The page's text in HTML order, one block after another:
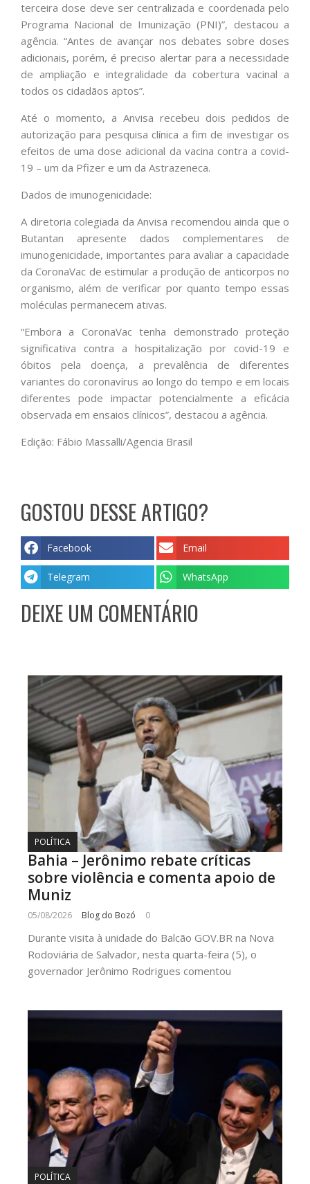
terceira dose deve ser centralizada e coordenada pelo
Programa Nacional de Imunização (PNI)”, destacou a
agência. “Antes de avançar nos debates sobre doses
adicionais, porém, é preciso alertar para a necessidade
de ampliação e integralidade da cobertura vacinal a
todos os cidadãos aptos”.
Até o momento, a Anvisa recebeu dois pedidos de
autorização para pesquisa clínica a fim de investigar os
efeitos de uma dose adicional da vacina contra a covid-
19 – um da Pfizer e um da Astrazeneca.
Dados de imunogenicidade:
A diretoria colegiada da Anvisa recomendou ainda que o
Butantan apresente dados complementares de
imunogenicidade, importantes para avaliar a capacidade
da CoronaVac de estimular a produção de anticorpos no
organismo, além de verificar por quanto tempo essas
moléculas permanecem ativas.
“Embora a CoronaVac tenha demonstrado proteção
significativa contra a hospitalização por covid-19 e
óbitos pela doença, a prevalência de diferentes
variantes do coronavírus ao longo do tempo e em locais
diferentes pode impactar potencialmente a eficácia
observada em ensaios clínicos”, destacou a agência.
Edição: Fábio Massalli/Agencia Brasil
GOSTOU DESSE ARTIGO?
Facebook Email
Telegram WhatsApp
DEIXE UM COMENTÁRIO
POLÍTICA
Bahia – Jerônimo rebate críticas
sobre violência e comenta apoio de
Muniz
05/08/2026 Blog do Bozó 0
Durante visita à unidade do Balcão GOV.BR na Nova
Rodoviária de Salvador, nesta quarta-feira (5), o
governador Jerônimo Rodrigues comentou
POLÍTICA